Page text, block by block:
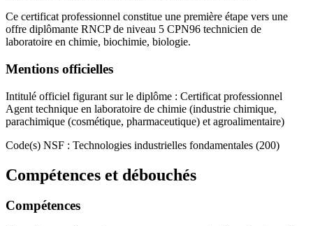
Ce certificat professionnel constitue une première étape vers une
offre diplômante RNCP de niveau 5 CPN96 technicien de
laboratoire en chimie, biochimie, biologie.
Mentions officielles
Intitulé officiel figurant sur le diplôme : Certificat professionnel
Agent technique en laboratoire de chimie (industrie chimique,
parachimique (cosmétique, pharmaceutique) et agroalimentaire)
Code(s) NSF : Technologies industrielles fondamentales (200)
Compétences et débouchés
Compétences